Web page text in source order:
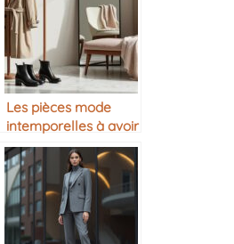
Les pièces mode
intemporelles à avoir
dans sa garde-robe